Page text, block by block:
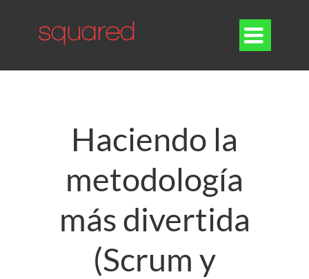

Haciendo la
metodología
más divertida
(Scrum y